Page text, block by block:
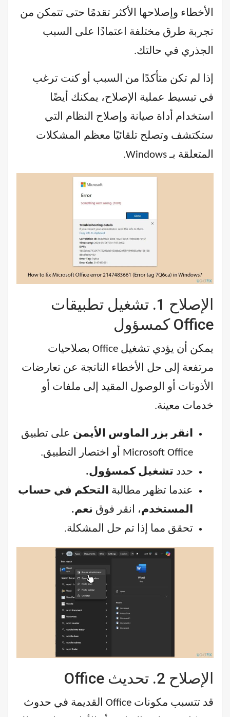
الأخطاء وإصلاحها الأكثر تقدمًا حتى تتمكن من
تجربة طرق مختلفة اعتمادًا على السبب
الجذري في حالتك.
إذا لم تكن متأكدًا من السبب أو كنت ترغب
في تبسيط عملية الإصلاح، يمكنك أيضًا
استخدام أداة صيانة وإصلاح النظام التي
ستكتشف وتصلح تلقائيًا معظم المشكلات
المتعلقة بـ Windows.
الإصلاح 1. تشغيل تطبيقات
Office كمسؤول
يمكن أن يؤدي تشغيل Office بصلاحيات
مرتفعة إلى حل الأخطاء الناتجة عن تعارضات
الأذونات أو الوصول المقيد إلى ملفات أو
خدمات معينة.
انقر بزر الماوس الأيمن على تطبيق
Microsoft Office أو اختصار التطبيق.
حدد تشغيل كمسؤول.
عندما تظهر مطالبة
التحكم في حساب
المستخدم، انقر فوق نعم.
تحقق مما إذا تم حل المشكلة.
الإصلاح 2. تحديث Office
قد تتسبب مكونات Office القديمة في حدوث